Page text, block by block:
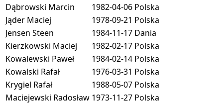
Dąbrowski Marcin
1982-04-06 Polska
Jąder Maciej
1978-09-21 Polska
Jensen Steen
1984-11-17 Dania
Kierzkowski Maciej
1982-02-17 Polska
Kowalewski Paweł
1984-02-14 Polska
Kowalski Rafał
1976-03-31 Polska
Krygiel Rafał
1988-05-07 Polska
Maciejewski Radosław 1973-11-27 Polska